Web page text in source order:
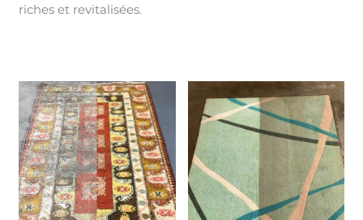
riches et revitalisées.